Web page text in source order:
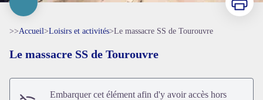
>>Accueil>Loisirs et activités>Le massacre SS de Tourouvre
Le massacre SS de Tourouvre
Embarquer cet élément afin d'y avoir accès hors